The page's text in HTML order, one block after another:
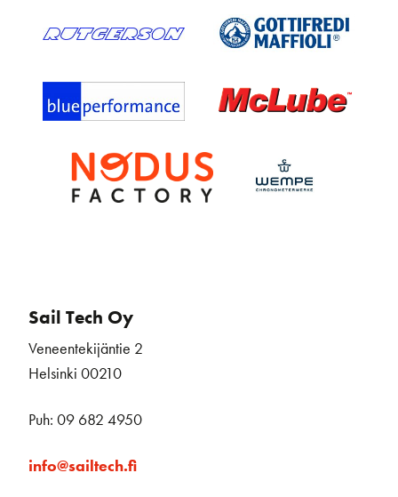
Sail Tech Oy
Veneentekijäntie 2
Helsinki 00210
Puh: 09 682 4950
info@sailtech.fi